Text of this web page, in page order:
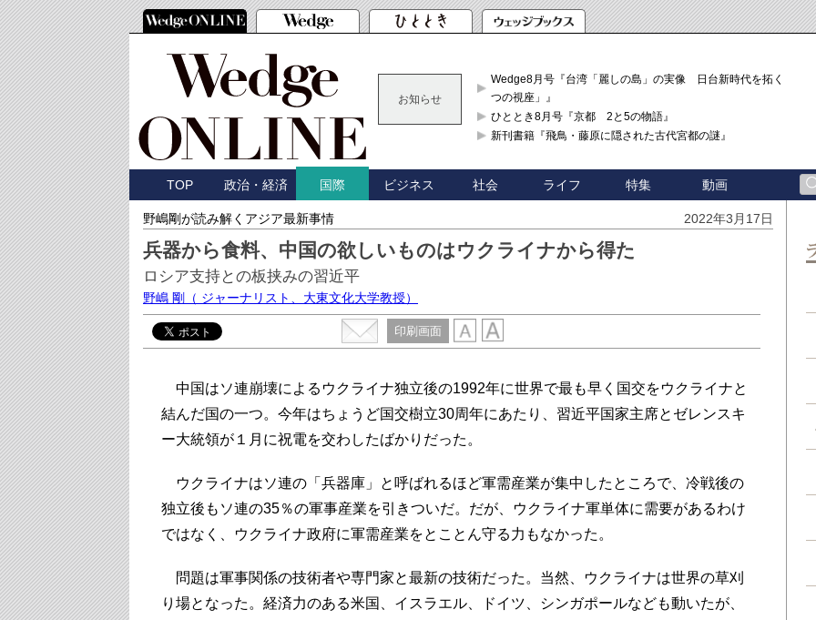
お知らせ
Wedge8月号『台湾「麗しの島」の実像 日台新時代を拓く「3
つの視座」』
ひととき8月号『京都 2と5の物語』
新刊書籍『飛鳥・藤原に隠された古代宮都の謎』
TOP 政治・経済 国際 ビジネス 社会 ライフ 特集 動画
野嶋剛が読み解くアジア最新事情 2022年3月17日
兵器から食料、中国の欲しいものはウクライナから得た
ロシア支持との板挟みの習近平
野嶋 剛 （ ジャーナリスト、大東文化大学教授）
印刷画面
中国はソ連崩壊によるウクライナ独立後の1992年に世界で最も早く国交をウクライナと
結んだ国の一つ。今年はちょうど国交樹立30周年にあたり、習近平国家主席とゼレンスキ
ー大統領が１月に祝電を交わしたばかりだった。
ウクライナはソ連の「兵器庫」と呼ばれるほど軍需産業が集中したところで、冷戦後の
独立後もソ連の35％の軍事産業を引きついだ。だが、ウクライナ軍単体に需要があるわけ
ではなく、ウクライナ政府に軍需産業をとことん守る力もなかった。
問題は軍事関係の技術者や専門家と最新の技術だった。当然、ウクライナは世界の草刈
り場となった。経済力のある米国、イスラエル、ドイツ、シンガポールなども動いたが、